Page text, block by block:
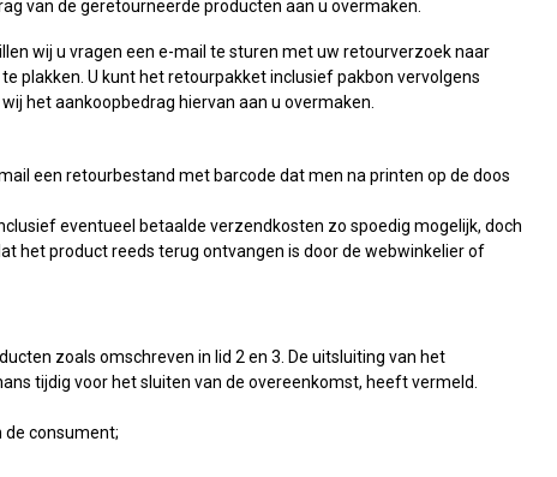
van de geretourneerde producten aan u overmaken.
wij u vragen een e-mail te sturen met uw retourverzoek naar
plakken. U kunt het retourpakket inclusief pakbon vervolgens
het aankoopbedrag hiervan aan u overmaken.
een retourbestand met barcode dat men na printen op de doos
eventueel betaalde verzendkosten zo spoedig mogelijk, doch
het product reeds terug ontvangen is door de webwinkelier of
zoals omschreven in lid 2 en 3. De uitsluiting van het
tijdig voor het sluiten van de overeenkomst, heeft vermeld.
de consument;